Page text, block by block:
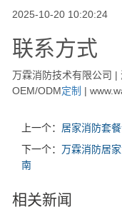
2025-10-20 10:20:24
联系方式
万霖消防技术有限公司 |
OEM/ODM定制 |
上一个： 居家消防套
下一个： 万霖消防居
南
相关新闻